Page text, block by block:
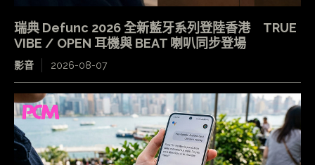
瑞典 Defunc 2026 全新藍牙系列登陸香港 TRUE
VIBE / OPEN 耳機與 BEAT 喇叭同步登場
影音 2026-08-07